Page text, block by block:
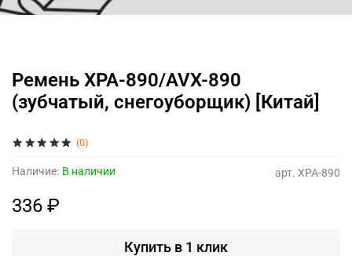
(0)
арт. XPA-890
Наличие: В наличии
Ремень XPA-890/AVX-890
(зубчатый, снегоуборщик) [Китай]
336 ₽
Купить в 1 клик